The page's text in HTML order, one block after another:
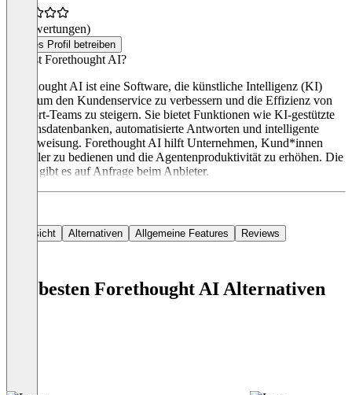
(0 Bewertungen)
Dieses Profil betreiben
Was ist Forethought AI?
Forethought AI ist eine Software, die künstliche Intelligenz (KI)
nutzt, um den Kundenservice zu verbessern und die Effizienz von
Support-Teams zu steigern. Sie bietet Funktionen wie KI-gestützte
Wissensdatenbanken, automatisierte Antworten und intelligente
Fallzuweisung. Forethought AI hilft Unternehmen, Kund*innen
schneller zu bedienen und die Agentenproduktivität zu erhöhen. Die
Preise gibt es auf Anfrage beim Anbieter.
Übersicht Alternativen Allgemeine Features Reviews
Die besten Forethought AI Alternativen